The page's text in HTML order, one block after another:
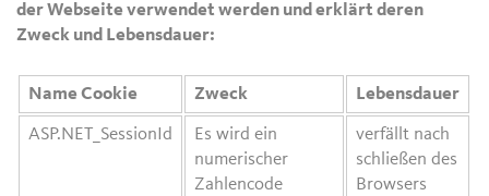
der Webseite verwendet werden und erklärt deren
Zweck und Lebensdauer:
Name Cookie Zweck Lebensdauer
ASP.NET_SessionId
Es wird ein
numerischer
Zahlencode
verfällt nach
schließen des
Browsers